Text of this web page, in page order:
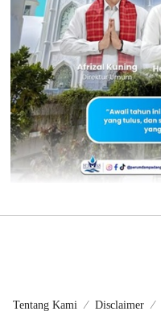
Tentang Kami Disclaimer